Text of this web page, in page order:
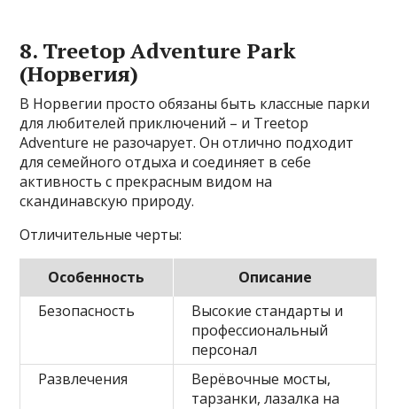
8. Treetop Adventure Park
(Норвегия)
В Норвегии просто обязаны быть классные парки
для любителей приключений – и Treetop
Adventure не разочарует. Он отлично подходит
для семейного отдыха и соединяет в себе
активность с прекрасным видом на
скандинавскую природу.
Отличительные черты:
Особенность
Описание
Безопасность
Высокие стандарты и
профессиональный
персонал
Развлечения
Верёвочные мосты,
тарзанки, лазалка на